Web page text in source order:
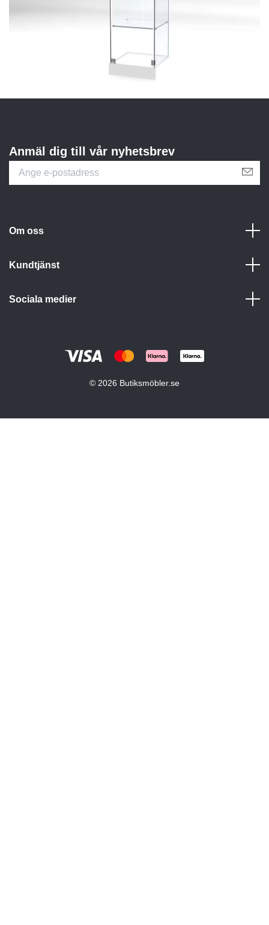
Anmäl dig till vår nyhetsbrev
Om oss
Kundtjänst
Sociala medier
© 2026 Butiksmöbler.se